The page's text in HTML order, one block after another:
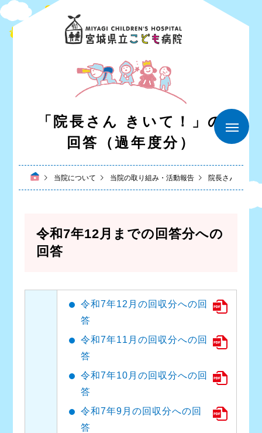
「院長さん きいて！」の
回答（過年度分）
当院について 当院の取り組み・活動報告 院長さん聞いて
令和7年12月までの回答分への
回答
令和7年12月の回収分への回
答
令和7年11月の回収分への回
答
令和7年10月の回収分への回
答
令和7年9月の回収分への回
答